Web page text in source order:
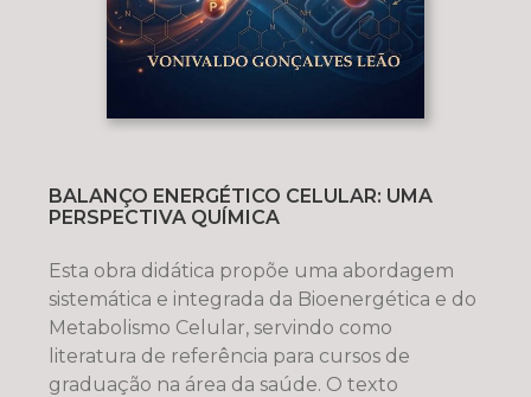
BALANÇO ENERGÉTICO CELULAR: UMA
PERSPECTIVA QUÍMICA
Esta obra didática propõe uma abordagem
sistemática e integrada da Bioenergética e do
Metabolismo Celular, servindo como
literatura de referência para cursos de
graduação na área da saúde. O texto